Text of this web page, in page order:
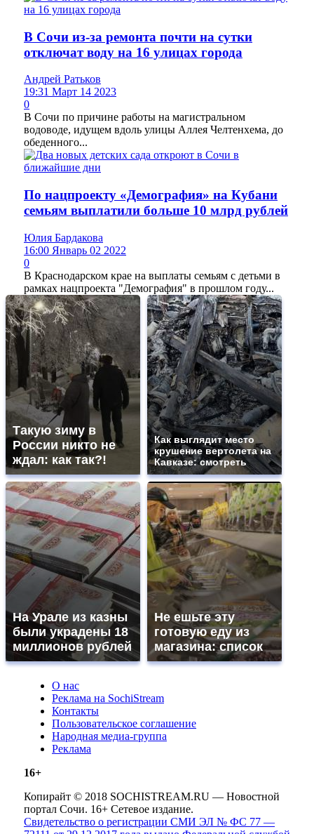
В Сочи из-за ремонта почти на сутки
отключат воду на 16 улицах города
Андрей Ратьков
19:31 Март 14 2023
0
В Сочи по причине работы на магистральном
водоводе, идущем вдоль улицы Аллея Челтенхема, до
обеденного...
По нацпроекту «Демография» на Кубани
семьям выплатили больше 10 млрд рублей
Юлия Бардакова
16:00 Январь 02 2022
0
В Краснодарском крае на выплаты семьям с детьми в
рамках нацпроекта "Демография" в прошлом году...
Такую зиму в
России никто не
ждал: как так?!
Как выглядит место
крушение вертолета на
Кавказе: смотреть
На Урале из казны
были украдены 18
миллионов рублей
Не ешьте эту
готовую еду из
магазина: список
О нас
Реклама на SochiStream
Контакты
Пользовательское соглашение
Народная медиа-группа
Реклама
16+
Копирайт © 2018 SOCHISTREAM.RU — Новостной
портал Сочи. 16+ Сетевое издание.
Свидетельство о регистрации СМИ ЭЛ № ФС 77 —